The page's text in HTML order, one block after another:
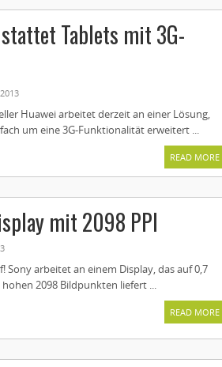
Tablets mit 3G-
Huawei arbeitet derzeit an einer Lösung,
um eine 3G-Funktionalität erweitert ...
READ MORE
mit 2098 PPI
Sony arbeitet an einem Display, das auf 0,7
2098 Bildpunkten liefert ...
READ MORE